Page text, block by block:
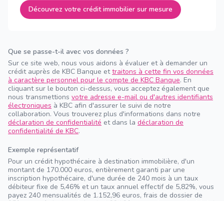
Découvrez votre crédit immobilier sur mesure
Que se passe-t-il avec vos données ?
Sur ce site web, nous vous aidons à évaluer et à demander un
crédit auprès de KBC Banque ettraitons à cette fin vos données
à caractère personnel pour le compte de KBC Banque. En
cliquant sur le bouton ci-dessus, vous acceptez également que
nous transmettions votre adresse e-mail ou d'autres identifiants
électroniques à KBC afin d'assurer le suivi de notre
collaboration. Vous trouverez plus d'informations dans notre
déclaration de confidentialité et dans la déclaration de
confidentialité de KBC.
Exemple représentatif
Pour un crédit hypothécaire à destination immobilière, d'un
montant de 170.000 euros, entièrement garanti par une
inscription hypothécaire, d'une durée de 240 mois à un taux
débiteur fixe de 5,46% et un taux annuel effectif de 5,82%, vous
payez 240 mensualités de 1.152,96 euros, frais de dossier de